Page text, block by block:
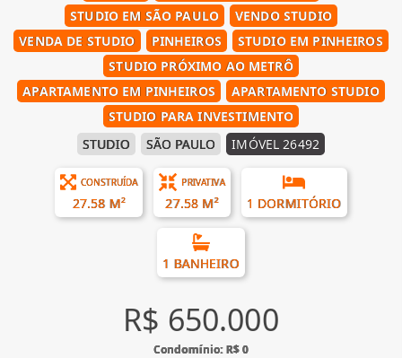
STUDIO EM SÃO PAULO
VENDO STUDIO
VENDA DE STUDIO
PINHEIROS
STUDIO EM PINHEIROS
STUDIO PRÓXIMO AO METRÔ
APARTAMENTO EM PINHEIROS
APARTAMENTO STUDIO
STUDIO PARA INVESTIMENTO
STUDIO
SÃO PAULO IMÓVEL 26492
CONSTRUÍDA
27.58 M²
PRIVATIVA
27.58 M² 1 DORMITÓRIO
1 BANHEIRO
R$ 650.000
Condomínio: R$ 0